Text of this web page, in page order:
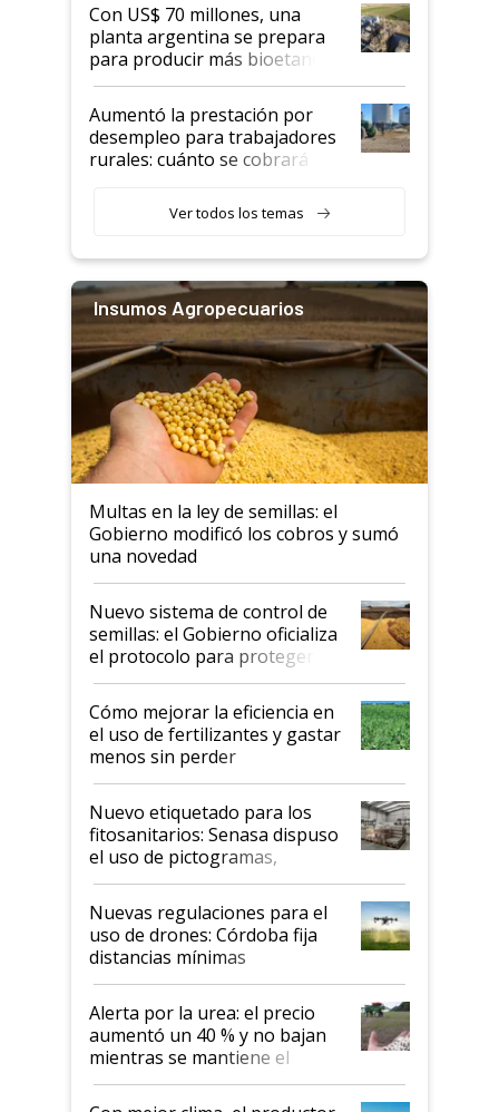
Con US$ 70 millones, una
planta argentina se prepara
para producir más bioetanol
que nunca
Aumentó la prestación por
desempleo para trabajadores
rurales: cuánto se cobrará
Ver todos los temas
Insumos Agropecuarios
Multas en la ley de semillas: el
Gobierno modificó los cobros y sumó
una novedad
Nuevo sistema de control de
semillas: el Gobierno oficializa
el protocolo para proteger la
propiedad intelectual
Cómo mejorar la eficiencia en
el uso de fertilizantes y gastar
menos sin perder
productividad en la campaña
fina
Nuevo etiquetado para los
fitosanitarios: Senasa dispuso
el uso de pictogramas,
palabras de advertencia e
indicaciones
Nuevas regulaciones para el
uso de drones: Córdoba fija
distancias mínimas
Alerta por la urea: el precio
aumentó un 40 % y no bajan
mientras se mantiene el
conflicto en Medio Oriente